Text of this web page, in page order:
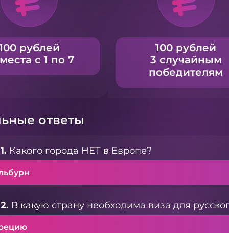
рублей
с 1 по 7
100 рублей
3 случайным
победителям
ответы
Какого города НЕТ в Европе?
В какую страну необходима виза для